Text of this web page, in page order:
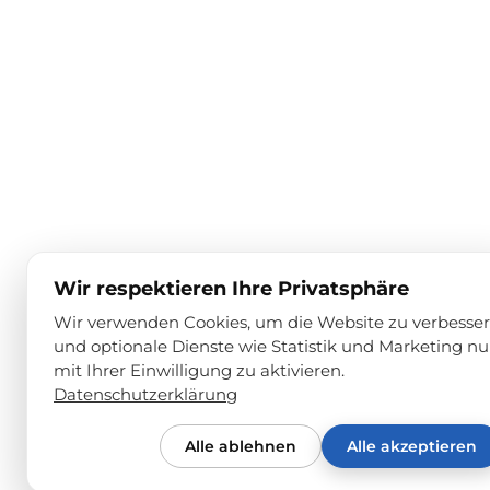
Wir respektieren Ihre Privatsphäre
Wir verwenden Cookies, um die Website zu
und optionale Dienste wie Statistik und Marketing
mit Ihrer Einwilligung zu aktivieren.
Datenschutzerklärung
Alle ablehnen Alle akzeptieren